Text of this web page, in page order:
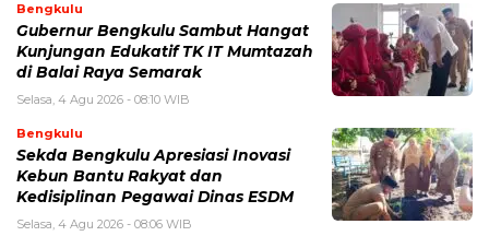
Bengkulu
Gubernur Bengkulu Sambut Hangat
Kunjungan Edukatif TK IT Mumtazah
di Balai Raya Semarak
Selasa, 4 Agu 2026 - 08:10 WIB
Bengkulu
Sekda Bengkulu Apresiasi Inovasi
Kebun Bantu Rakyat dan
Kedisiplinan Pegawai Dinas ESDM
Selasa, 4 Agu 2026 - 08:06 WIB